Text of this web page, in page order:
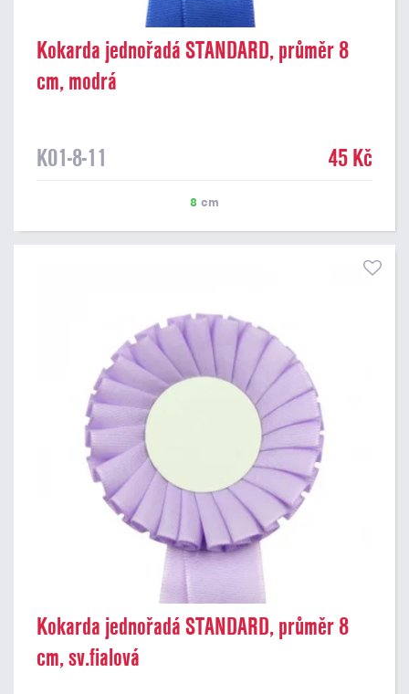
Kokarda jednořadá STANDARD, průměr 8
cm, modrá
K01-8-11 45 Kč
8 cm
Kokarda jednořadá STANDARD, průměr 8
cm, sv.fialová